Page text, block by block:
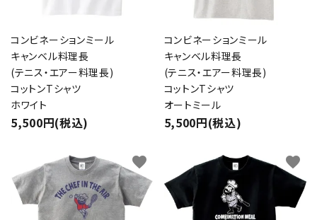
コンビネーションミール
キャンベル料理長
(テニス・エアー料理長)
コットンTシャツ
ホワイト
5,500円(税込)
コンビネーションミール
キャンベル料理長
(テニス・エアー料理長)
コットンTシャツ
オートミール
5,500円(税込)
favorite favorite